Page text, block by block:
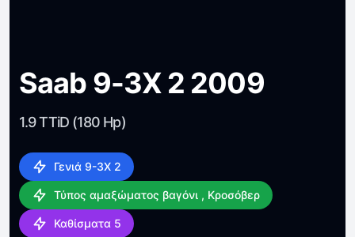
Saab 9-3X 2 2009
1.9 TTiD (180 Hp)
Γενιά 9-3X 2
Τύπος αμαξώματος βαγόνι , Κροσόβερ
Καθίσματα 5